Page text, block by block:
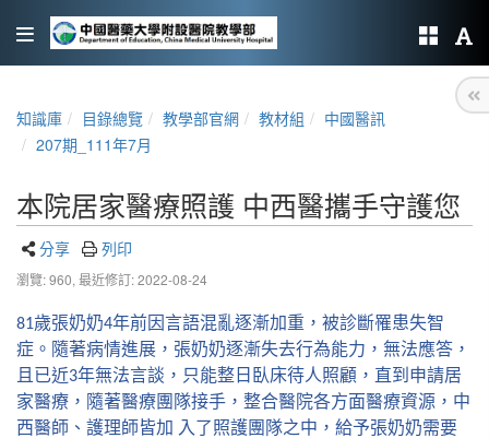
知識庫 目錄總覽 教學部官網 教材組
中國醫訊
207期_111年7月
本院居家醫療照護 中西醫攜手守護您
分享 列印
瀏覽: 960, 最近修訂: 2022-08-24
81歲張奶奶4年前因言語混亂逐漸加重，被診斷罹患失智
症。隨著病情進展，張奶奶逐漸失去行為能力，無法應答，
且已近3年無法言談，只能整日臥床待人照顧，直到申請居
家醫療，隨著醫療團隊接手，整合醫院各方面醫療資源，中
西醫師、護理師皆加 入了照護團隊之中，給予張奶奶需要